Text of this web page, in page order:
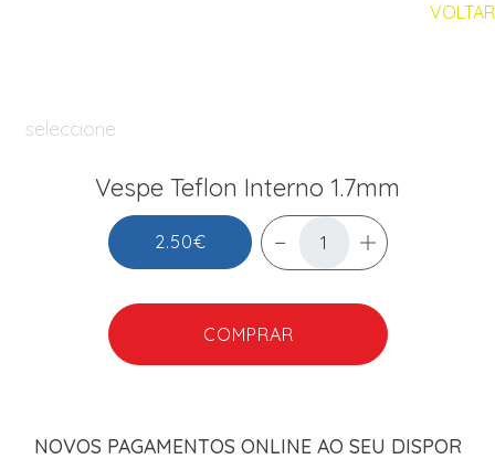
VOLTAR
seleccione
Vespe Teflon Interno 1.7mm
2.50€
COMPRAR
NOVOS PAGAMENTOS ONLINE AO SEU DISPOR